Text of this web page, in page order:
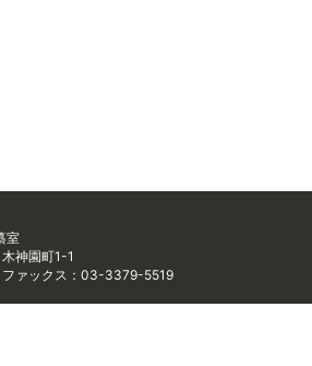
室
神園町1-1
ァックス：03-3379-5519